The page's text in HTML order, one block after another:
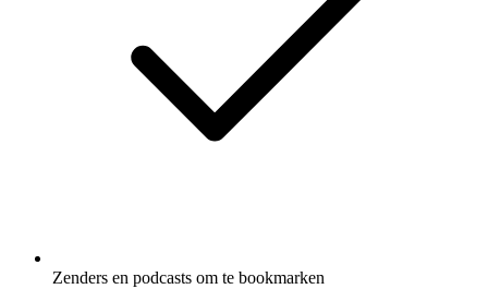
Zenders en podcasts om te bookmarken